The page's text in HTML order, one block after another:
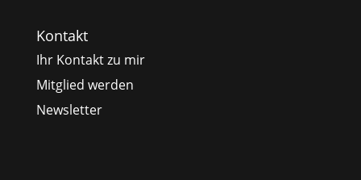
Kontakt
Ihr Kontakt zu mir
Mitglied werden
Newsletter